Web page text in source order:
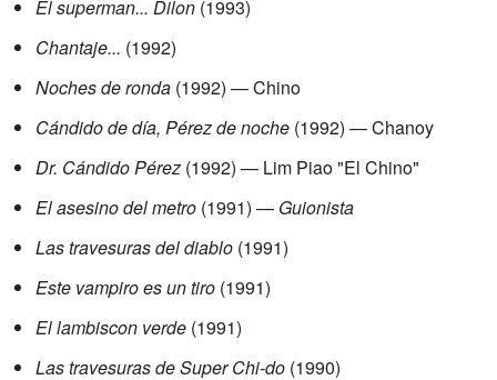
El superman... Dilon (1993)
Chantaje... (1992)
Noches de ronda (1992) — Chino
Cándido de día, Pérez de noche (1992) — Chanoy
Dr. Cándido Pérez (1992) — Lim Piao "El Chino"
El asesino del metro (1991) — Guionista
Las travesuras del diablo (1991)
Este vampiro es un tiro (1991)
El lambiscon verde (1991)
Las travesuras de Super Chi-do (1990)